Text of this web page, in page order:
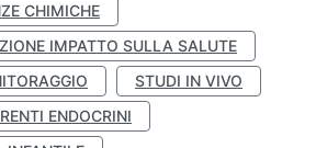
CHIMICHE
IMPATTO SULLA SALUTE
STUDI IN VIVO
ENDOCRINI